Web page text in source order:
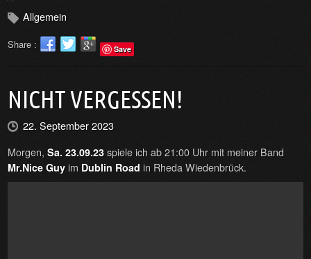
Allgemein
Share : Save
NICHT VERGESSEN!
22. September 2023
Morgen,Sa. 23.09.23 spiele ich ab 21:00 Uhr mit meiner Band
Mr.Nice Guyim Dublin Road in Rheda Wiedenbrück.